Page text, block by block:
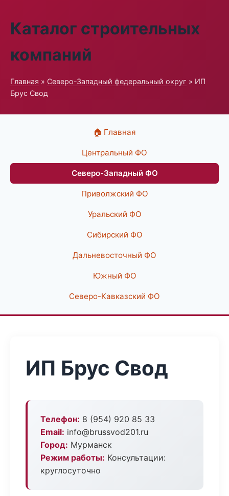
Каталог строительных
компаний
Главная » Северо-Западный федеральный округ » ИП
Брус Свод
🏠 Главная
Центральный ФО
Северо-Западный ФО
Приволжский ФО
Уральский ФО
Сибирский ФО
Дальневосточный ФО
Южный ФО
Северо-Кавказский ФО
ИП Брус Свод
Телефон: 8 (954) 920 85 33
Email: info@brussvod201.ru
Город: Мурманск
Режим работы: Консультации:
круглосуточно